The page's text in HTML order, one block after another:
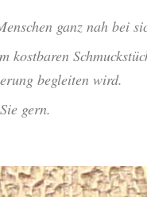
ganz nah bei
begleiten wird.
gern.